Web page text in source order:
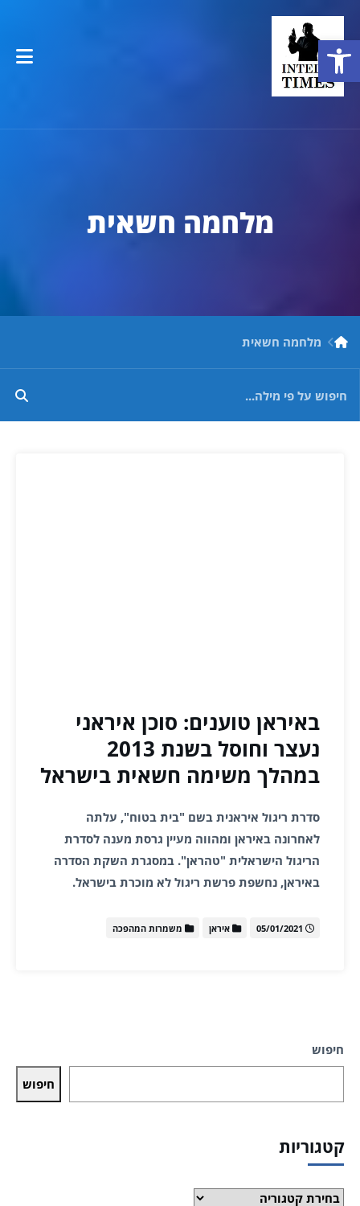
מלחמה חשאית
מלחמה חשאית
באיראן טוענים: סוכן איראני
נעצר וחוסל בשנת 2013
במהלך משימה חשאית בישראל
סדרת ריגול איראנית בשם "בית בטוח", עלתה
לאחרונה באיראן ומהווה מעיין גרסת מענה לסדרת
הריגול הישראלית "טהראן". במסגרת השקת הסדרה
באיראן, נחשפת פרשת ריגול לא מוכרת בישראל.
05/01/2021 איראן משמרות המהפכה
חיפוש
חיפוש
קטגוריות
קטגוריות
פתח סרגל נגישות